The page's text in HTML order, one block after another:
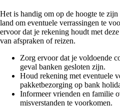
Het is handig om op de hoogte te
land om eventuele verrassingen te
ervoor dat je rekening houdt met
van afspraken of reizen.
Zorg ervoor dat je voldoende
geval banken gesloten zijn.
Houd rekening met eventuele
pakketbezorging op bank
Informeer vrienden en familie
misverstanden te voorkomen.